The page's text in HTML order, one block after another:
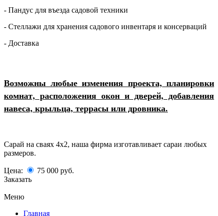
- Пандус для въезда садовой техники
- Стеллажи для хранения садового инвентаря и консерваций
- Доставка
Возможны любые изменения проекта, планировки
комнат, расположения окон и дверей, добавления
навеса, крыльца, террасы или дровника.
Сарай на сваях 4х2, наша фирма изготавливает сараи любых
размеров.
Цена: 75 000 руб.
Заказать
Меню
Главная